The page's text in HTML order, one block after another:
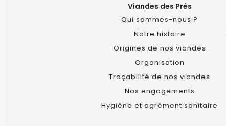
Viandes des Prés
Qui sommes-nous ?
Notre histoire
Origines de nos viandes
Organisation
Traçabilité de nos viandes
Nos engagements
Hygiène et agrément sanitaire